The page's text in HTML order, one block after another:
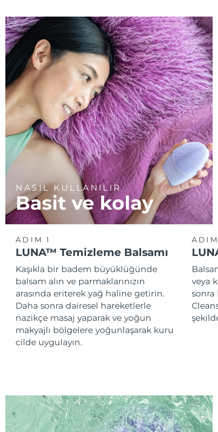
NASIL KULLANILIR
Basit ve kolay
ADIM 1
LUNA™ Temizleme Balsamı
Kaşıkla bir badem büyüklüğünde
balsam alın ve parmaklarınızın
arasında eriterek yağ haline getirin.
Daha sonra dairesel hareketlerle
nazikçe masaj yaparak ve yoğun
makyajlı bölgelere yoğunlaşarak kuru
cilde uygulayın.
veya
sonra